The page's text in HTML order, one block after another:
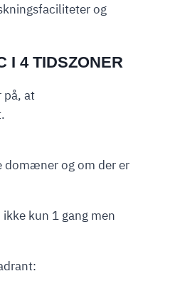
og
I 4 TIDSZONER
på, at
domæner og om der er
kun 1 gang men